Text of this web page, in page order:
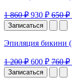
1 860 ₽ 930 ₽ 650 ₽
Записаться
Эпиляция бикини
1 200 ₽ 600 ₽ 760 ₽
Записаться